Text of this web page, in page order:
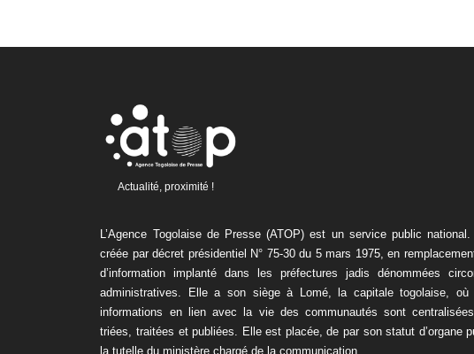
Actualité, proximité !
L’Agence Togolaise de Presse (ATOP) est un service public
créée par décret présidentiel N° 75-30 du 5 mars 1975, en
d’information implanté dans les préfectures jadis dénommées
administratives. Elle a son siège à Lomé, la capitale togolaise, où
informations en lien avec la vie des communautés sont
triées, traitées et publiées. Elle est placée, de par son statut d’organe
la tutelle du ministère chargé de la communication.